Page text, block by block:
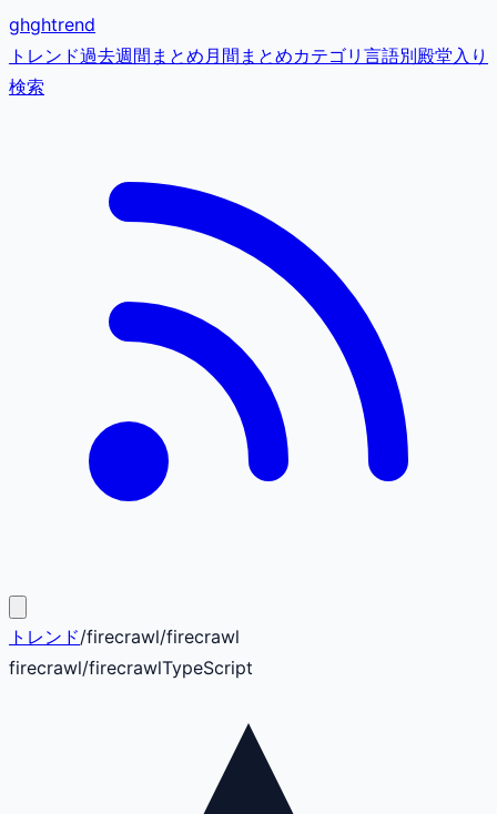
ghghtrend
トレンド過去週間まとめ月間まとめカテゴリ 言語別殿堂入り
検索
トレンド/firecrawl/firecrawl
firecrawl/firecrawlTypeScript